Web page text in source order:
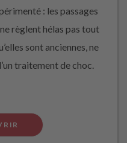
: les passages
règlent hélas pas tout
sont anciennes, ne
traitement de choc.